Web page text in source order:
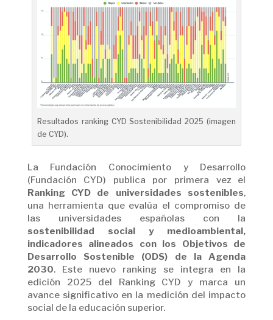
Resultados ranking CYD Sostenibilidad 2025 (imagen
de CYD).
La Fundación Conocimiento y Desarrollo
(Fundación CYD) publica por primera vez el
Ranking CYD de universidades sostenibles,
una herramienta que evalúa el compromiso de
las universidades españolas con la
sostenibilidad social y medioambiental,
indicadores alineados con los Objetivos de
Desarrollo Sostenible (ODS) de la Agenda
2030. Este nuevo ranking se integra en la
edición 2025 del Ranking CYD y marca un
avance significativo en la medición del impacto
social de la educación superior.